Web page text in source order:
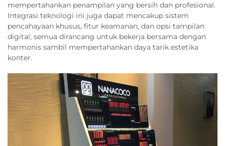
mempertahankan penampilan yang bersih dan profesional.
Integrasi teknologi ini juga dapat mencakup sistem
pencahayaan khusus, fitur keamanan, dan opsi tampilan
digital, semua dirancang untuk bekerja bersama dengan
harmonis sambil mempertahankan daya tarik estetika
konter.